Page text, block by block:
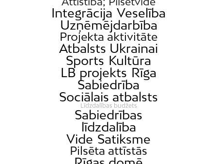
Integrācija Veselība
Uzņēmējdarbība
Projekta aktivitāte
Atbalsts Ukrainai
Sports Kultūra
LB projekts Rīga
Sabiedrība
Sociālais atbalsts
Līdzdalības budžets
Sabiedrības
līdzdalība
Vide Satiksme
Pilsēta attīstās